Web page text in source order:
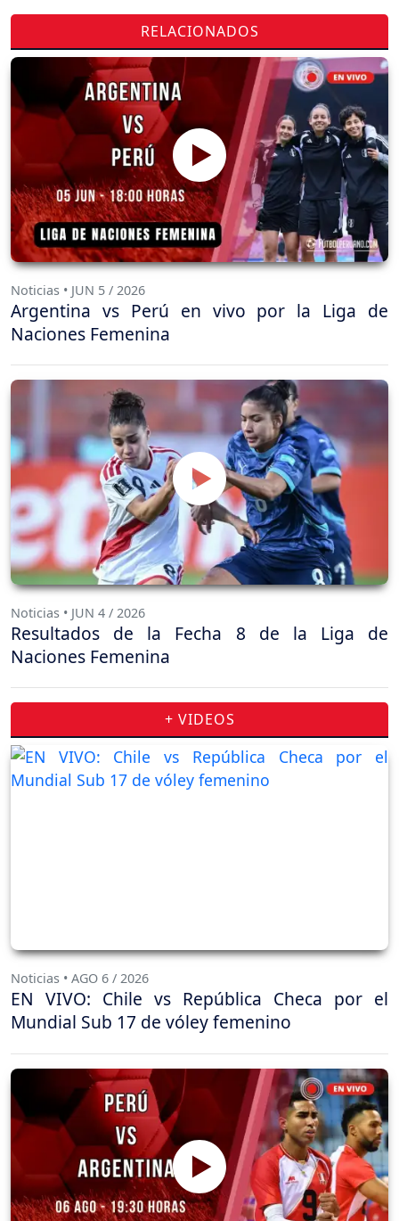
RELACIONADOS
Noticias • JUN 5 / 2026
Argentina vs Perú en vivo por la Liga de
Naciones Femenina
Noticias • JUN 4 / 2026
Resultados de la Fecha 8 de la Liga de
Naciones Femenina
+ VIDEOS
Noticias • AGO 6 / 2026
EN VIVO: Chile vs República Checa por el
Mundial Sub 17 de vóley femenino